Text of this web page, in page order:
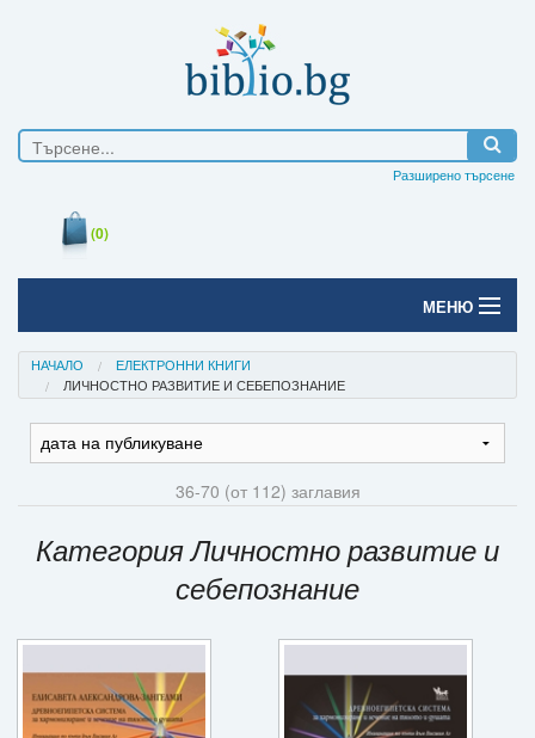
Разширено търсене
(0)
МЕНЮ
Начало
Електронни книги
Игри
Ваучери
Промоции
НАЧАЛО
ЕЛЕКТРОННИ КНИГИ
ЛИЧНОСТНО РАЗВИТИЕ И СЕБЕПОЗНАНИЕ
36-70 (от 112) заглавия
Категория Личностно развитие и
себепознание